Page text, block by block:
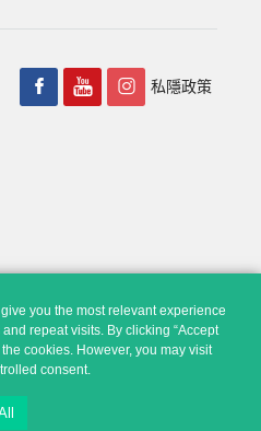
you the most relevant experience
repeat visits. By clicking “Accept
cookies. However, you may visit
consent.
私隱政策
大學傳理學院, 新聞系 |